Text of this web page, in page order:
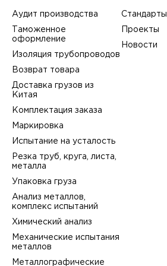
Аудит производства
Таможенное
оформление
Изоляция трубопроводов
Возврат товара
Доставка грузов из
Китая
Комплектация заказа
Маркировка
Испытание на усталость
Резка труб, круга, листа,
металла
Упаковка груза
Анализ металлов,
комплекс испытаний
Химический анализ
Механические испытания
металлов
Металлографические
Стандарты
Проекты
Новости